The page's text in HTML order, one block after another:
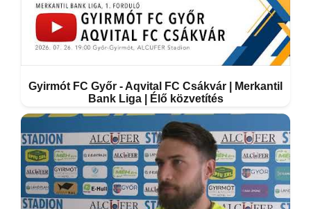
Gyirmót FC Győr - Aqvital FC Csákvár | Merkantil
Bank Liga | Élő közvetítés